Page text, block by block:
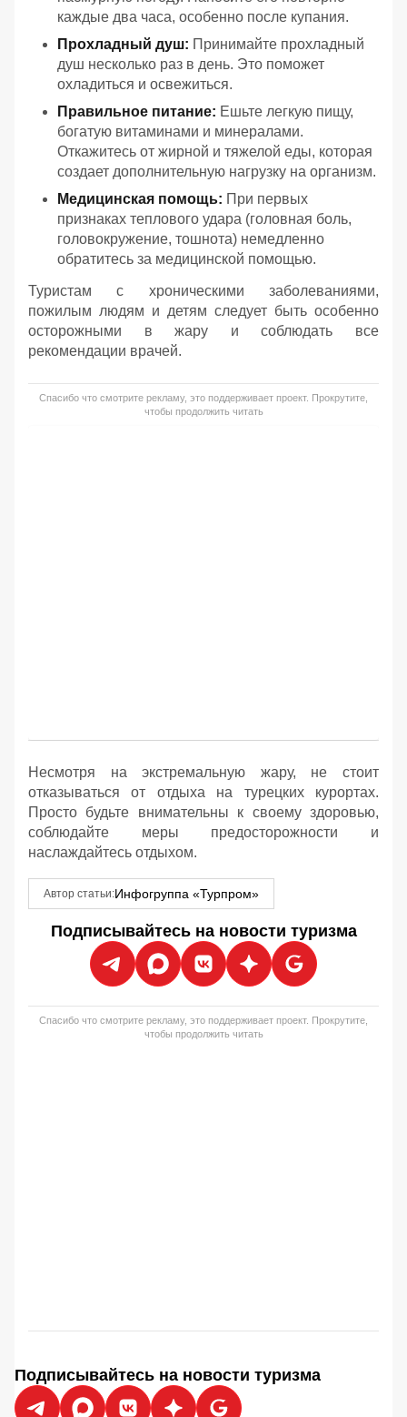
каждые два часа, особенно после купания.
Прохладный душ: Принимайте прохладный
душ несколько раз в день. Это поможет
охладиться и освежиться.
Правильное питание: Ешьте легкую пищу,
богатую витаминами и минералами.
Откажитесь от жирной и тяжелой еды, которая
создает дополнительную нагрузку на организм.
Медицинская помощь: При первых
признаках теплового удара (головная боль,
головокружение, тошнота) немедленно
обратитесь за медицинской помощью.
Туристам с хроническими заболеваниями,
пожилым людям и детям следует быть особенно
осторожными в жару и соблюдать все
рекомендации врачей.
Спасибо что смотрите рекламу, это поддерживает проект. Прокрутите,
чтобы продолжить читать
Несмотря на экстремальную жару, не стоит
отказываться от отдыха на турецких курортах.
Просто будьте внимательны к своему здоровью,
соблюдайте меры предосторожности и
наслаждайтесь отдыхом.
Автор статьи:Инфогруппа «Турпром»
Подписывайтесь на новости туризма
Спасибо что смотрите рекламу, это поддерживает проект. Прокрутите,
чтобы продолжить читать
Подписывайтесь на новости туризма